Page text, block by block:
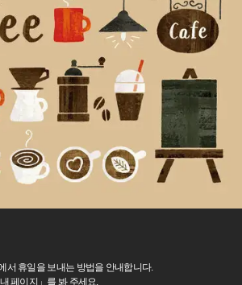
서 휴일을 보내는 방법을 안내합니다.
페이지」를 봐 주세요.